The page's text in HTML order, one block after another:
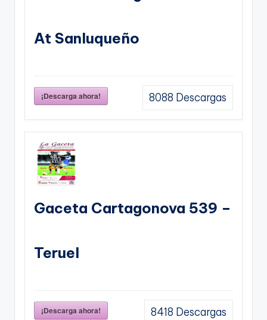
At Sanluqueño
¡Descarga ahora! 8088 Descargas
Gaceta Cartagonova 539 –
Teruel
¡Descarga ahora! 8418 Descargas